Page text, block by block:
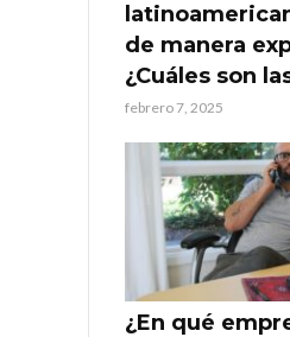
de manera
¿Cuáles son
febrero 7, 2025
¿En qué